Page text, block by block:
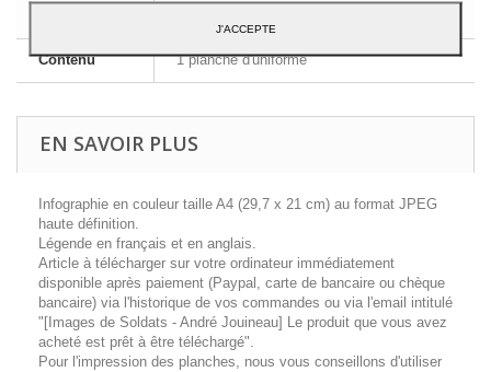
Contenu 1 planche d'uniforme
EN SAVOIR PLUS
Infographie en couleur taille A4 (29,7 x 21 cm) au format JPEG
haute définition.
Légende en français et en anglais.
Article à télécharger sur votre ordinateur immédiatement
disponible après paiement (Paypal, carte de bancaire ou chèque
bancaire) via l'historique de vos commandes ou via l'email intitulé
"[Images de Soldats - André Jouineau] Le produit que vous avez
acheté est prêt à être téléchargé".
Pour l'impression des planches, nous vous conseillons d'utiliser
J'ACCEPTE